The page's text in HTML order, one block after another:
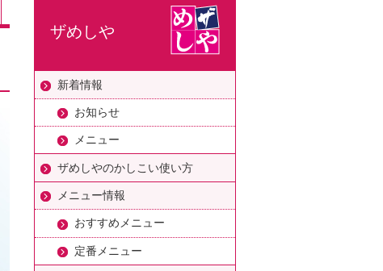
ザめしや
新着情報
お知らせ
メニュー
ザめしやのかしこい使い方
メニュー情報
おすすめメニュー
定番メニュー